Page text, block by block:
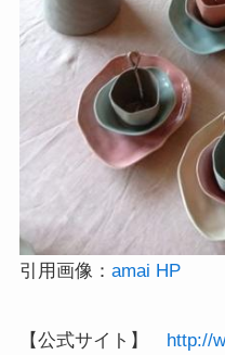
引用画像： amai HP
【公式サイト】 http://